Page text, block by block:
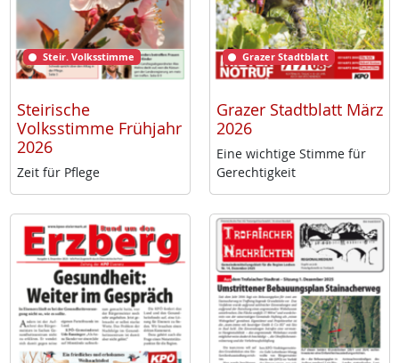
Steir. Volksstimme
Steirische
Volksstimme Frühjahr
2026
Zeit für Pf­le­ge
Grazer Stadtblatt
Grazer Stadtblatt März
2026
Ei­ne wich­ti­ge Stim­me für
Ge­rech­tig­keit